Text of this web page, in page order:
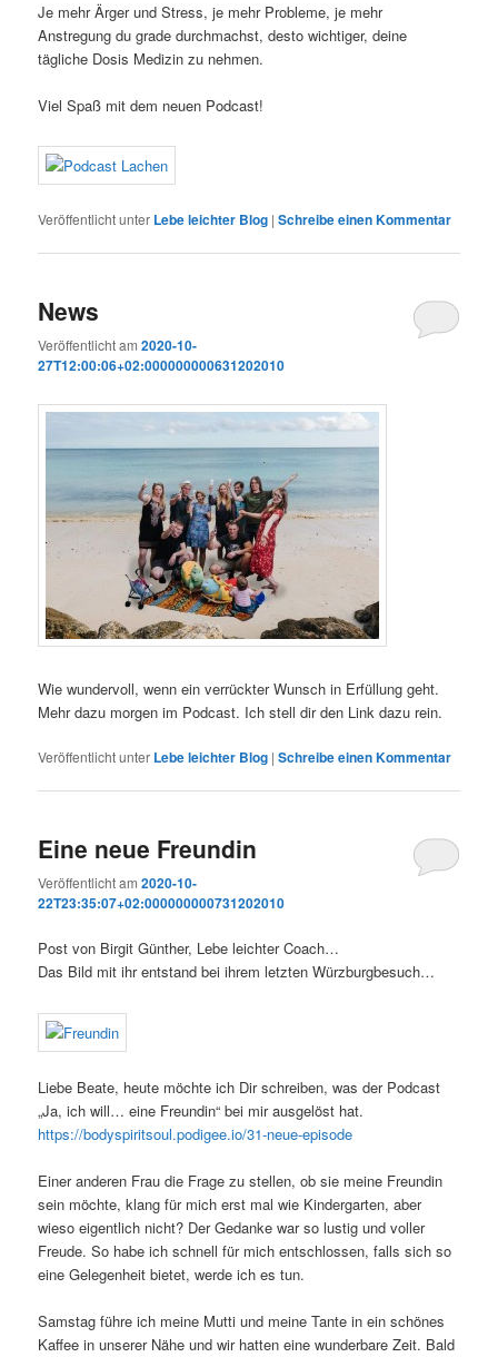
Je mehr Ärger und Stress, je mehr Probleme, je mehr
Anstregung du grade durchmachst, desto wichtiger, deine
tägliche Dosis Medizin zu nehmen.
Viel Spaß mit dem neuen Podcast!
Veröffentlicht unter Lebe leichter Blog |Schreibe einen Kommentar
News
Veröffentlicht am2020-10-
27T12:00:06+02:000000000631202010
Wie wundervoll, wenn ein verrückter Wunsch in Erfüllung geht.
Mehr dazu morgen im Podcast. Ich stell dir den Link dazu rein.
Veröffentlicht unter Lebe leichter Blog |Schreibe einen Kommentar
Eine neue Freundin
Veröffentlicht am2020-10-
22T23:35:07+02:000000000731202010
Post von Birgit Günther, Lebe leichter Coach…
Das Bild mit ihr entstand bei ihrem letzten Würzburgbesuch…
Liebe Beate, heute möchte ich Dir schreiben, was der Podcast
„Ja, ich will… eine Freundin“ bei mir ausgelöst hat.
https://bodyspiritsoul.podigee.io/31-neue-episode
Einer anderen Frau die Frage zu stellen, ob sie meine Freundin
sein möchte, klang für mich erst mal wie Kindergarten, aber
wieso eigentlich nicht? Der Gedanke war so lustig und voller
Freude. So habe ich schnell für mich entschlossen, falls sich so
eine Gelegenheit bietet, werde ich es tun.
Samstag führe ich meine Mutti und meine Tante in ein schönes
Kaffee in unserer Nähe und wir hatten eine wunderbare Zeit. Bald